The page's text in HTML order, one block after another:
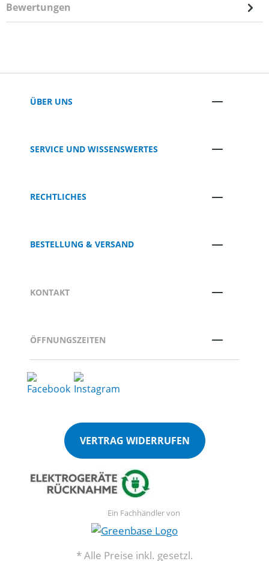
Bewertungen
ÜBER UNS
SERVICE UND WISSENSWERTES
RECHTLICHES
BESTELLUNG & VERSAND
KONTAKT
ÖFFNUNGSZEITEN
VERTRAG WIDERRUFEN
Ein Fachhändler von
* Alle Preise inkl. gesetzl.